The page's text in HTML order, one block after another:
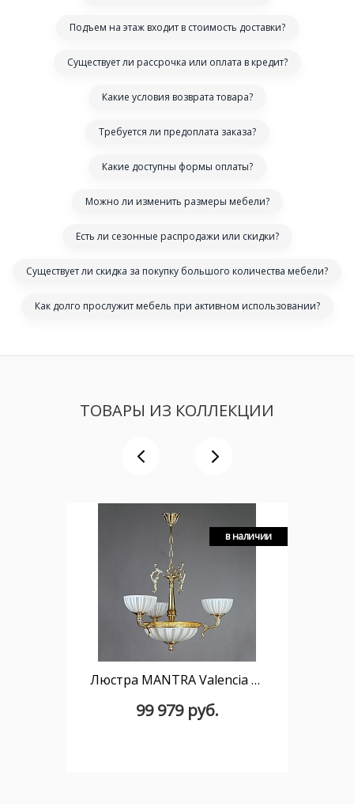
Подъем на этаж входит в стоимость доставки?
Существует ли рассрочка или оплата в кредит?
Какие условия возврата товара?
Требуется ли предоплата заказа?
Какие доступны формы оплаты?
Можно ли изменить размеры мебели?
Есть ли сезонные распродажи или скидки?
Существует ли скидка за покупку большого количества мебели?
Как долго прослужит мебель при активном использовании?
ТОВАРЫ ИЗ КОЛЛЕКЦИИ
в наличии
Люстра MANTRA Valencia Ambiente 6L 02227/3 WP
99 979 руб.